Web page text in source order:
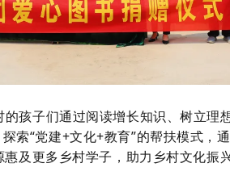
的孩子们通过阅读增长知识、树立理
“党建+文化+教育”的帮扶模式，
及更多乡村学子，助力乡村文化振